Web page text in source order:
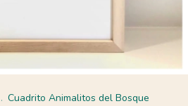
. Cuadrito Animalitos del Bosque